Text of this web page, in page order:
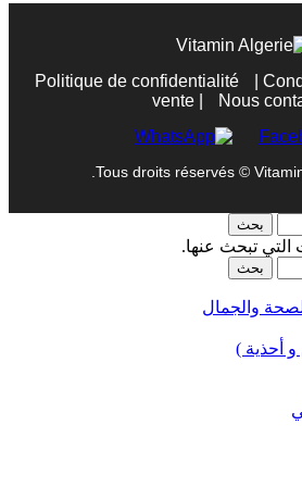
Politique de confidentialité
vente
Nous
Tous droits réservés ©
بحث
التي تبحث عنها.
بحث
والجمال